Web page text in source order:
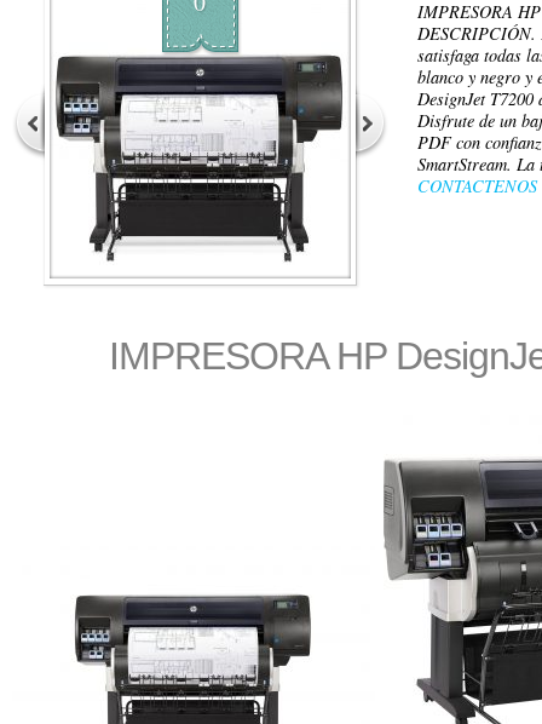
IMPRESORA
DESCRIPCIÓN.
satisfaga todas
blanco y negro y
DesignJet
Disfrute de un
PDF con
SmartStream.
CONTACTENOS
IMPRESORA HP